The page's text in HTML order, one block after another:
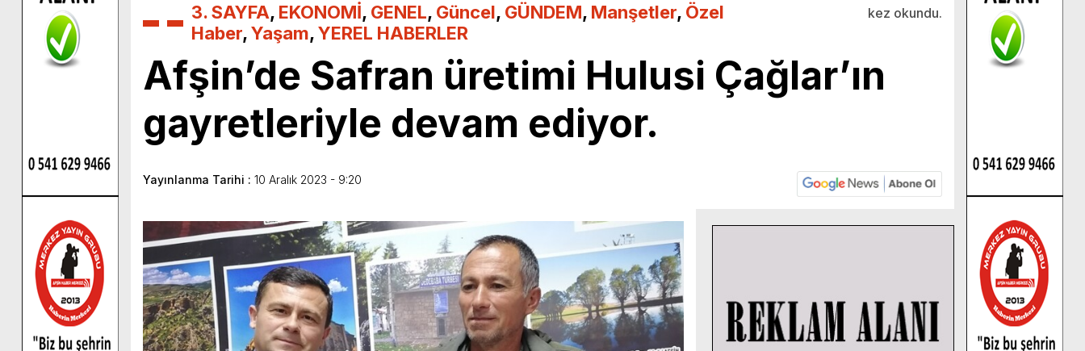
3. SAYFA, EKONOMİ, GENEL, Güncel, GÜNDEM, Manşetler, Özel
Haber,Yaşam,YEREL HABERLER
kez okundu.
Afşin’de Safran üretimi Hulusi Çağlar’ın
gayretleriyle devam ediyor.
Yayınlanma Tarihi : 10 Aralık 2023 - 9:20